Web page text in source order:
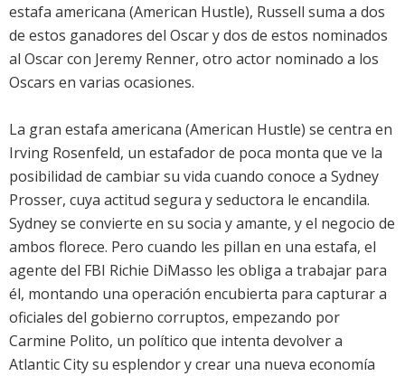
estafa americana (American Hustle), Russell suma a dos
de estos ganadores del Oscar y dos de estos nominados
al Oscar con Jeremy Renner, otro actor nominado a los
Oscars en varias ocasiones.
La gran estafa americana (American Hustle) se centra en
Irving Rosenfeld, un estafador de poca monta que ve la
posibilidad de cambiar su vida cuando conoce a Sydney
Prosser, cuya actitud segura y seductora le encandila.
Sydney se convierte en su socia y amante, y el negocio de
ambos florece. Pero cuando les pillan en una estafa, el
agente del FBI Richie DiMasso les obliga a trabajar para
él, montando una operación encubierta para capturar a
oficiales del gobierno corruptos, empezando por
Carmine Polito, un político que intenta devolver a
Atlantic City su esplendor y crear una nueva economía